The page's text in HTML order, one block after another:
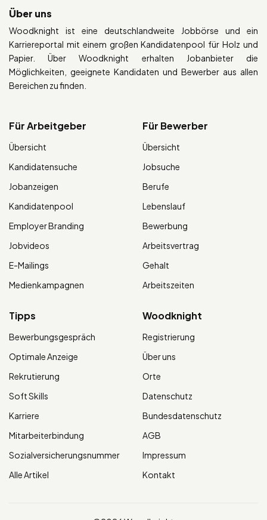
Über uns
Woodknight ist eine deutschlandweite Jobbörse und ein
Karriereportal mit einem großen Kandidatenpool für Holz und
Papier. Über Woodknight erhalten Jobanbieter die
Möglichkeiten, geeignete Kandidaten und Bewerber aus allen
Bereichen zu finden.
Für Arbeitgeber
Übersicht
Kandidatensuche
Jobanzeigen
Kandidatenpool
Employer Branding
Jobvideos
E-Mailings
Medienkampagnen
Für Bewerber
Übersicht
Jobsuche
Berufe
Lebenslauf
Bewerbung
Arbeitsvertrag
Gehalt
Arbeitszeiten
Tipps
Bewerbungsgespräch
Optimale Anzeige
Rekrutierung
Soft Skills
Karriere
Mitarbeiterbindung
Sozialversicherungsnummer
Alle Artikel
Woodknight
Registrierung
Über uns
Orte
Datenschutz
Bundesdatenschutz
AGB
Impressum
Kontakt